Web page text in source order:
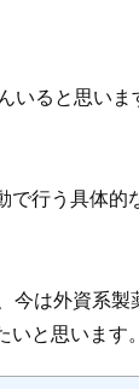
いると思い
行う具体的
今は外資系
と思います。